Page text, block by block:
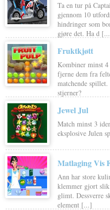
Ta en tur på
gjennom 10
hindringer som
gjøre det. Ha d
Fruktkjøtt
Kombiner minst
fjerne dem fra
matchende
stjerner?
Jewel Jul
Match minst 3
eksplosive Julen
Matlaging Vis
Ann har store
klemmer gjort slik
glimt. Dessverre
element [...]